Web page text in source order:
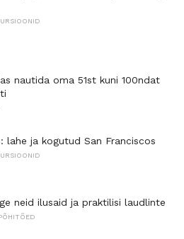
nautida oma 51st kuni 100ndat
lahe ja kogutud San Franciscos
neid ilusaid ja praktilisi laudlinte